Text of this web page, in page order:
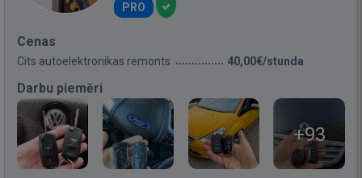
PRO
Cenas
Cits autoelektronikas remonts 40,00€/stunda
Darbu piemēri
+93